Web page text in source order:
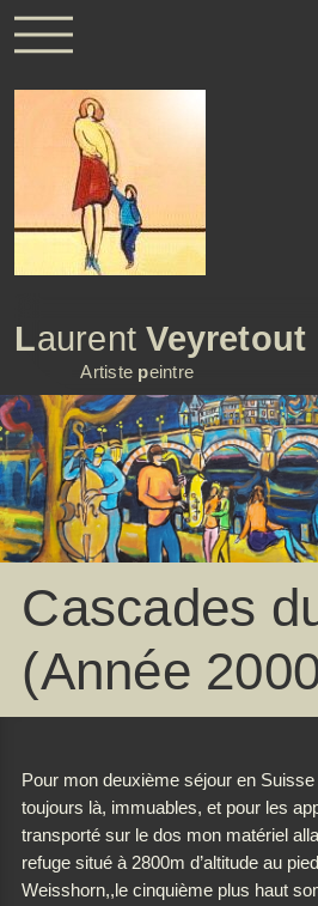
LaurentVeyretout
Artiste peintre
Cascades
(Année
Pour mon deuxième séjour en
toujours là, immuables, et pour les
transporté sur le dos mon matériel
refuge situé à 2800m d’altitude au
Weisshorn,,le cinquième plus haut